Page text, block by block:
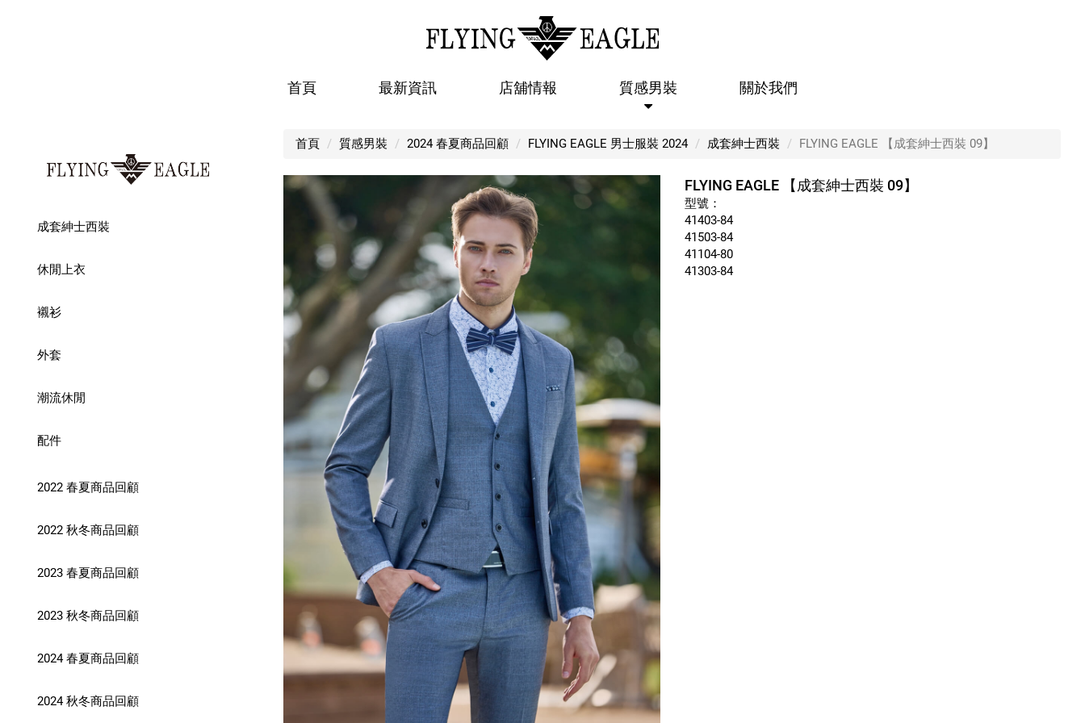
首頁 最新資訊 店舖情報 質感男裝 關於我們
成套紳士西裝
休閒上衣
襯衫
外套
潮流休閒
配件
2022 春夏商品回顧
2022 秋冬商品回顧
2023 春夏商品回顧
2023 秋冬商品回顧
2024 春夏商品回顧
2024 秋冬商品回顧
首頁 質感男裝 2024 春夏商品回顧 FLYING EAGLE 男士服裝 2024 成套紳士西裝 FLYING EAGLE 【成套紳士西裝 09】
FLYING EAGLE 【成套紳士西裝 09】
型號：
41403-84
41503-84
41104-80
41303-84